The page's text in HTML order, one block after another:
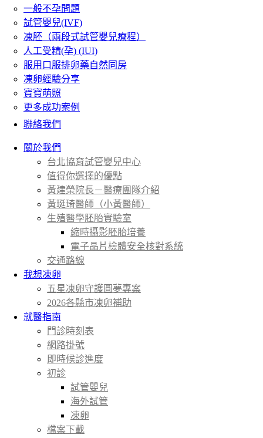
一般不孕問題
試管嬰兒(IVF)
凍胚（兩段式試管嬰兒療程）
人工受精(孕) (IUI)
服用口服排卵藥自然同房
凍卵經驗分享
寶寶萌照
更多成功案例
聯絡我們
關於我們
台北協育試管嬰兒中心
值得你選擇的優點
黃建榮院長－醫療團隊介紹
黃珽琦醫師（小黃醫師）
生殖醫學胚胎實驗室
縮時攝影胚胎培養
電子晶片檢體安全核對系統
交通路線
我想凍卵
五星凍卵守護圓夢專案
2026各縣市凍卵補助
就醫指南
門診時刻表
網路掛號
即時候診進度
初診
試管嬰兒
海外試管
凍卵
檔案下載